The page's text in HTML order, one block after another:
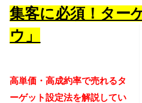
集客に必須！ター
ウ」
高単価・高成約率で売れるタ
ーゲット設定法を解説してい